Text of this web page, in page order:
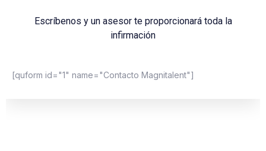
Escríbenos y un asesor te proporcionará toda la
infirmación
[quform id="1" name="Contacto Magnitalent"]